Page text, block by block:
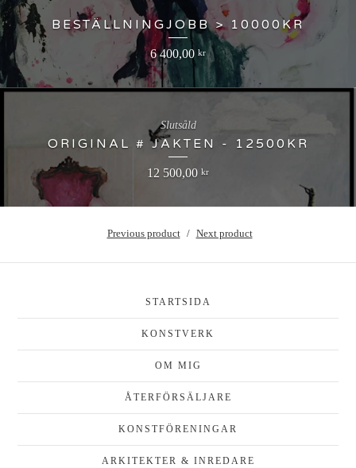
BESTÄLLNINGJOBB > 10000KR
6 400,00 kr
ORIGINAL # JAKTEN - 12500KR
12 500,00 kr
Slutsåld
Previous product Next product
STARTSIDA
KONSTVERK
OM MIG
ÅTERFÖRSÄLJARE
KONSTFÖRENINGAR
ARKITEKTER & INREDARE